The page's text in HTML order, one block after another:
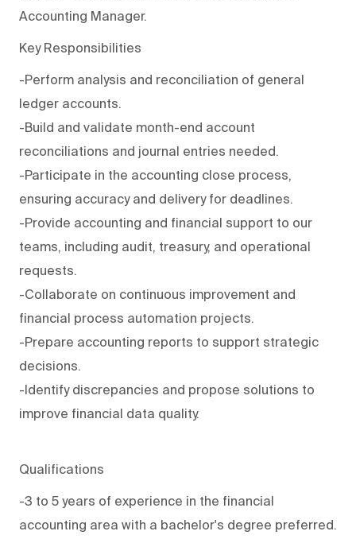
Accounting Manager.
Key Responsibilities
-Perform analysis and reconciliation of general
ledger accounts.
-Build and validate month-end account
reconciliations and journal entries needed.
-Participate in the accounting close process,
ensuring accuracy and delivery for deadlines.
-Provide accounting and financial support to our
teams, including audit, treasury, and operational
requests.
-Collaborate on continuous improvement and
financial process automation projects.
-Prepare accounting reports to support strategic
decisions.
-Identify discrepancies and propose solutions to
improve financial data quality.
Qualifications
-3 to 5 years of experience in the financial
accounting area with a bachelor's degree preferred.